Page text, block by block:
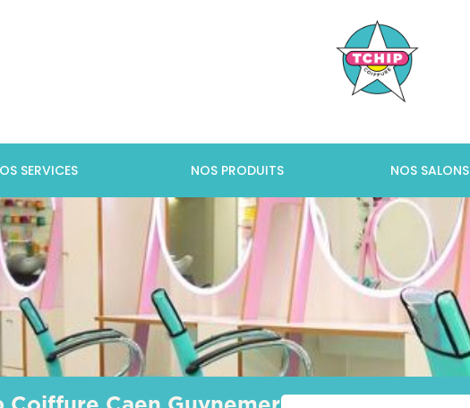
SERVICES NOS PRODUITS NOS SALONS